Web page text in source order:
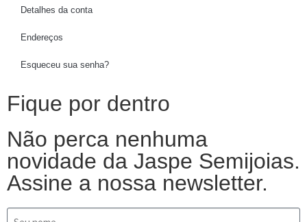
Detalhes da conta
Endereços
Esqueceu sua senha?
Fique por dentro
Não perca nenhuma
novidade da Jaspe Semijoias.
Assine a nossa newsletter.